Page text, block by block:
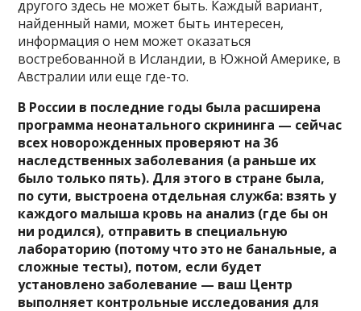
другого здесь не может быть. Каждый вариант,
найденный нами, может быть интересен,
информация о нем может оказаться
востребованной в Исландии, в Южной Америке, в
Австралии или еще где-то.
В России в последние годы была расширена
программа неонатального скрининга — сейчас
всех новорожденных проверяют на 36
наследственных заболевания (а раньше их
было только пять). Для этого в стране была,
по сути, выстроена отдельная служба: взять у
каждого малыша кровь на анализ (где бы он
ни родился), отправить в специальную
лабораторию (потому что это не банальные, а
сложные тесты), потом, если будет
установлено заболевание — ваш Центр
выполняет контрольные исследования для